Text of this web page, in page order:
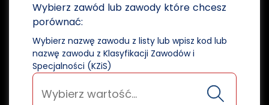
Wybierz zawód lub zawody które chcesz
porównać:
Wybierz nazwę zawodu z listy lub wpisz kod lub
nazwę zawodu z Klasyfikacji Zawodów i
Specjalności (KZiS)